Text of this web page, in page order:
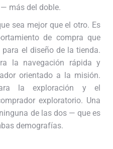
más del doble.
sea mejor que el otro. Es
de compra que
el diseño de la tienda.
la navegación rápida y
orientado a la misión.
la exploración y el
exploratorio. Una
de las dos — que es
demografías.